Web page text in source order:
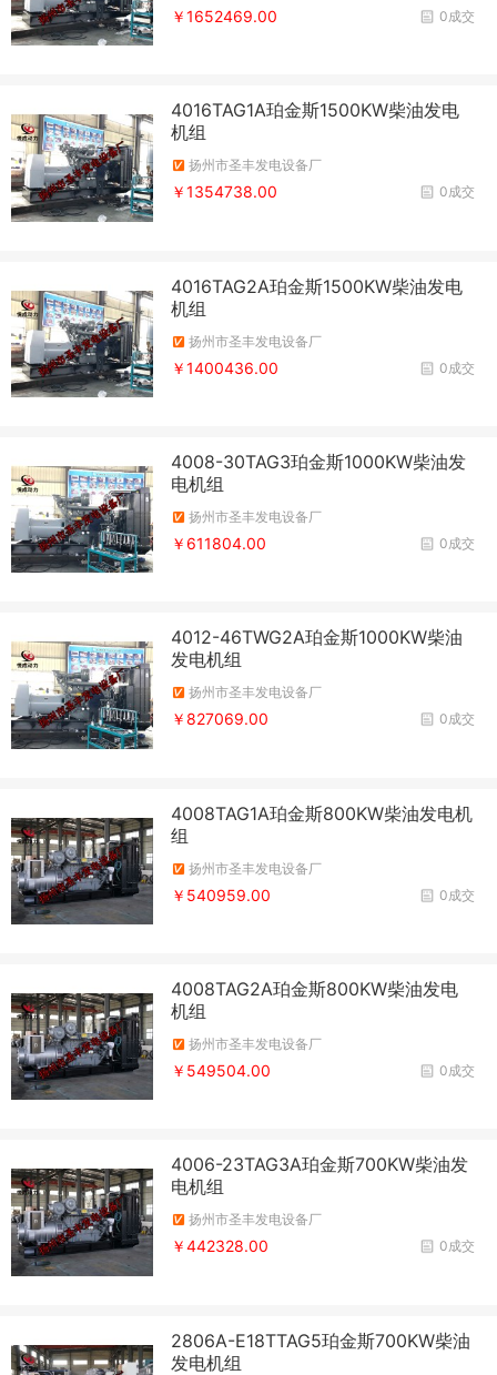
0成交
￥1652469.00
4016TAG1A珀金斯1500KW柴油发电
机组
扬州市圣丰发电设备厂
0成交
￥1354738.00
4016TAG2A珀金斯1500KW柴油发电
机组
扬州市圣丰发电设备厂
0成交
￥1400436.00
4008-30TAG3珀金斯1000KW柴油发
电机组
扬州市圣丰发电设备厂
0成交
￥611804.00
4012-46TWG2A珀金斯1000KW柴油
发电机组
扬州市圣丰发电设备厂
0成交
￥827069.00
4008TAG1A珀金斯800KW柴油发电机
组
扬州市圣丰发电设备厂
0成交
￥540959.00
4008TAG2A珀金斯800KW柴油发电
机组
扬州市圣丰发电设备厂
0成交
￥549504.00
4006-23TAG3A珀金斯700KW柴油发
电机组
扬州市圣丰发电设备厂
0成交
￥442328.00
2806A-E18TTAG5珀金斯700KW柴油
发电机组